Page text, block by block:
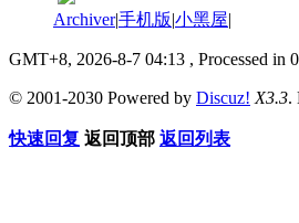
Archiver|手机版|小黑屋|
GMT+8, 2026-8-7 04:13 , Processed in
© 2001-2030 Powered by Discuz! X3.3.
快速回复 返回顶部 返回列表